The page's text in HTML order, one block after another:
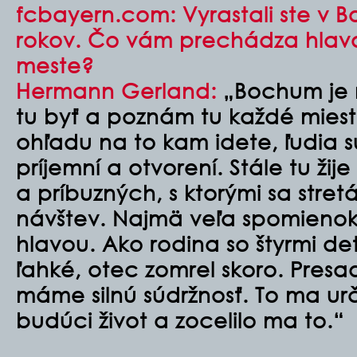
fcbayern.com: Vyrastali ste v
rokov. Čo vám prechádza
meste?
Hermann Gerland: „Bochum
tu byť a poznám tu každé
ohľadu na to kam idete, ľudia
príjemní a otvorení. Stále tu
a príbuzných, s ktorými sa
návštev. Najmä veľa
hlavou. Ako rodina so štyrmi
ľahké, otec zomrel skoro.
máme silnú súdržnosť. To ma
budúci život a zocelilo ma to.“